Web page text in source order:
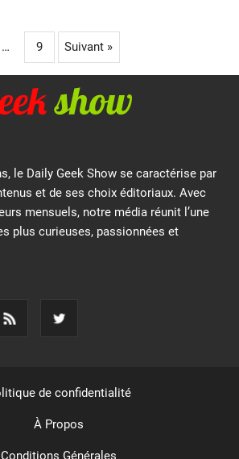
… 9 Suivant »
le Daily Geek Show se caractérise par
et de ses choix éditoriaux. Avec
mensuels, notre média réunit l’une
plus curieuses, passionnées et
de confidentialité
À Propos
Conditions Générales